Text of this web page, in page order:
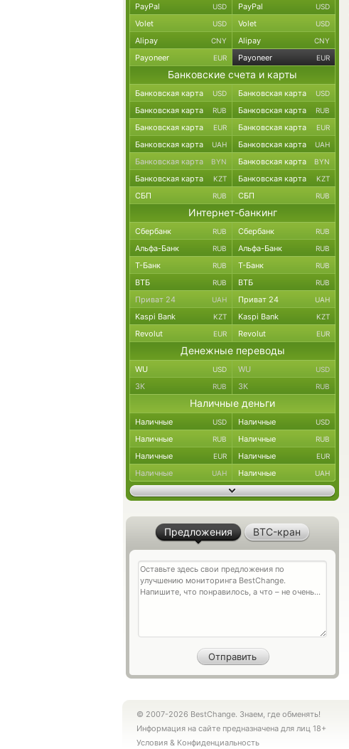
PayPal USD PayPal USD
Volet USD Volet USD
Alipay CNY Alipay CNY
Payoneer EUR Payoneer EUR
Банковские счета и карты
Банковская карта USD Банковская карта USD
Банковская карта RUB Банковская карта RUB
Банковская карта EUR Банковская карта EUR
Банковская карта UAH Банковская карта UAH
Банковская карта BYN Банковская карта BYN
Банковская карта KZT Банковская карта KZT
СБП RUB СБП RUB
Интернет-банкинг
Сбербанк RUB Сбербанк RUB
Альфа-Банк RUB Альфа-Банк RUB
Т-Банк RUB Т-Банк RUB
ВТБ RUB ВТБ RUB
Приват 24 UAH Приват 24 UAH
Kaspi Bank KZT Kaspi Bank KZT
Revolut EUR Revolut EUR
Денежные переводы
WU USD WU USD
ЗК RUB ЗК RUB
Наличные деньги
Наличные USD Наличные USD
Наличные RUB Наличные RUB
Наличные EUR Наличные EUR
Наличные UAH Наличные UAH
Предложения BTC-кран
© 2007-2026 BestChange. Знаем, где обменять!
Информация на сайте предназначена для лиц 18+
Условия & Конфиденциальность